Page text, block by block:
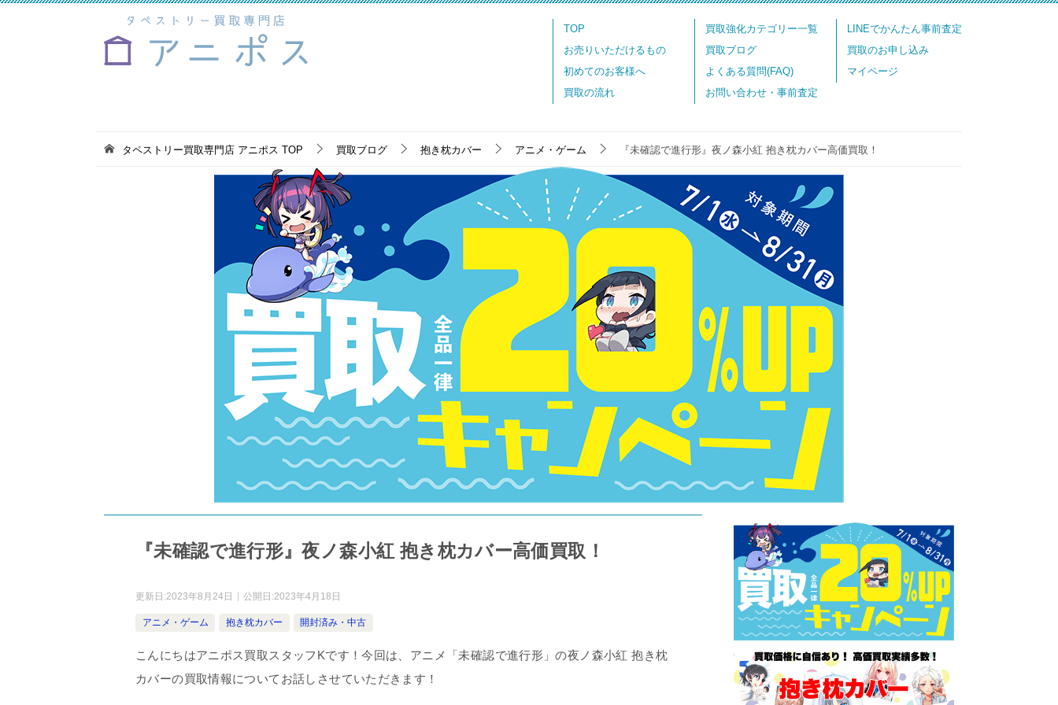
TOP
お売りいただけるもの
初めてのお客様へ
買取の流れ
買取強化カテゴリー一覧
買取ブログ
よくある質問(FAQ)
お問い合わせ・事前査定
LINEでかんたん事前査定
買取のお申し込み
マイページ
タペストリー買取専門店 アニポス TOP 買取ブログ 抱き枕カバー アニメ・ゲーム 『未確認で進行形』夜ノ森小紅 抱き枕カバー高価買取！
『未確認で進行形』夜ノ森小紅 抱き枕カバー高価買取！
更新日:2023年8月24日 公開日:2023年4月18日
アニメ・ゲーム 抱き枕カバー 開封済み・中古
こんにちはアニポス買取スタッフKです！今回は、アニメ「未確認で進行形」の夜ノ森小紅 抱き枕
カバーの買取情報についてお話しさせていただきます！